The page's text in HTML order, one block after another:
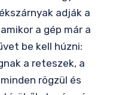
adják a
a gép már a
be kell húzni:
a reteszek, a
rögzül és